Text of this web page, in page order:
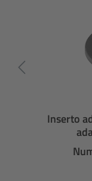
Inserto